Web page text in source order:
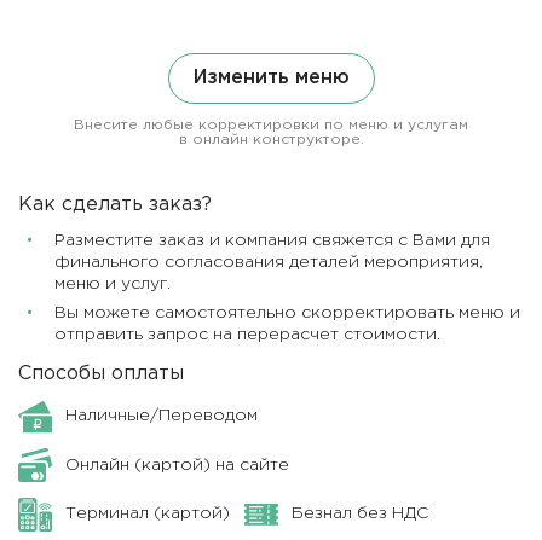
Изменить меню
Внесите любые корректировки по меню и услугам
в онлайн конструкторе.
Как сделать заказ?
Разместите заказ и компания свяжется с Вами для
финального согласования деталей мероприятия,
меню и услуг.
Вы можете самостоятельно скорректировать меню и
отправить запрос на перерасчет стоимости.
Способы оплаты
Наличные/Переводом
Онлайн (картой) на сайте
Терминал (картой) Безнал без НДС